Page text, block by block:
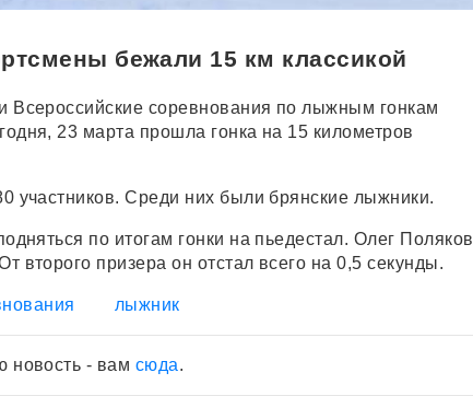
бежали 15 км классикой
Всероссийские соревнования по лыжным гонкам
23 марта прошла гонка на 15 километров
участников. Среди них были брянские лыжники.
по итогам гонки на пьедестал. Олег Поляков
второго призера он отстал всего на 0,5 секунды.
лыжник
новость - вам сюда.